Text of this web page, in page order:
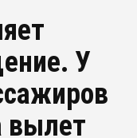
У
вылет